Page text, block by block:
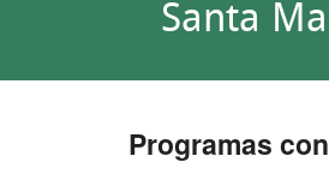
Santa
Programas